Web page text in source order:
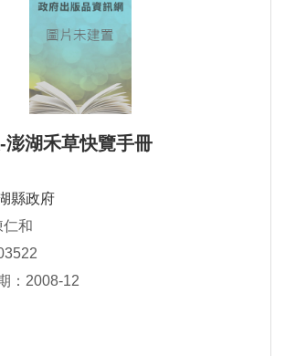
澎湖禾草快覽手冊
縣政府
和
：2008-12